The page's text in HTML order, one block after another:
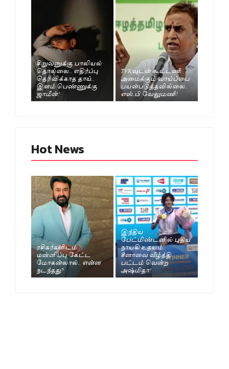
சிறுவனுக்கு பாலியல்
தொல்லை.. எதிர்ப்பு
தெரிவிக்காத தாய்..
இளம் பெண்ணுக்கு
ஜாமீன்!
TVKவுடன் கூட்டணி
அமைக்கும் வாய்ப்பை
பயன்படுத்தவில்லை..
எஸ்.பி வேலுமணி!
Hot News
ரசிகர்களிடம்
மன்னிப்பு கேட்ட
மோகன்லால்.. என்ன
நடந்தது?
இந்திய
பேட்மிண்டனில் புதிய
நாயகி உதயம்..
சீனாவை வீழ்த்தி
பட்டம் வென்ற
அஷ்மிதா!